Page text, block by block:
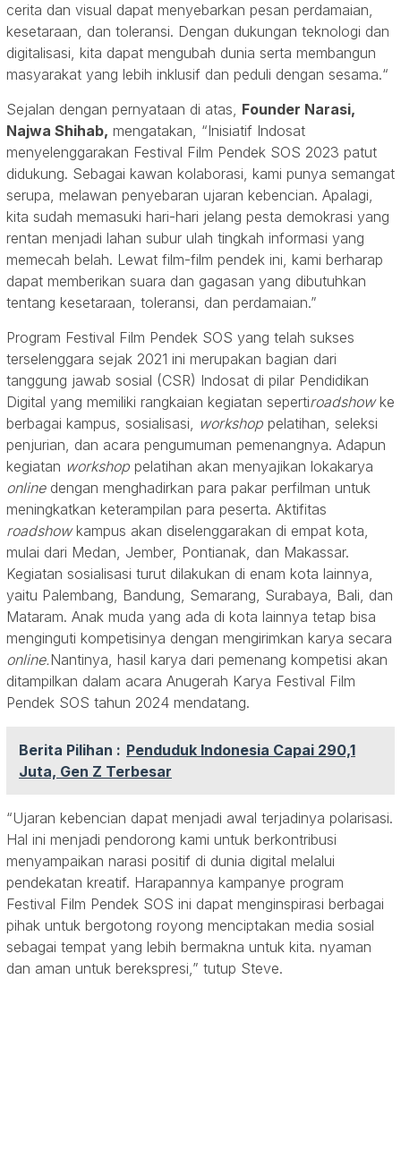
cerita dan visual dapat menyebarkan pesan perdamaian,
kesetaraan, dan toleransi. Dengan dukungan teknologi dan
digitalisasi, kita dapat mengubah dunia serta membangun
masyarakat yang lebih inklusif dan peduli dengan sesama.“
Sejalan dengan pernyataan di atas, Founder Narasi,
Najwa Shihab, mengatakan, “Inisiatif Indosat
menyelenggarakan Festival Film Pendek SOS 2023 patut
didukung. Sebagai kawan kolaborasi, kami punya semangat
serupa, melawan penyebaran ujaran kebencian. Apalagi,
kita sudah memasuki hari-hari jelang pesta demokrasi yang
rentan menjadi lahan subur ulah tingkah informasi yang
memecah belah. Lewat film-film pendek ini, kami berharap
dapat memberikan suara dan gagasan yang dibutuhkan
tentang kesetaraan, toleransi, dan perdamaian.”
Program Festival Film Pendek SOS yang telah sukses
terselenggara sejak 2021 ini merupakan bagian dari
tanggung jawab sosial (CSR) Indosat di pilar Pendidikan
Digital yang memiliki rangkaian kegiatan sepertiroadshowke
berbagai kampus, sosialisasi, workshop pelatihan, seleksi
penjurian, dan acara pengumuman pemenangnya. Adapun
kegiatan workshop pelatihan akan menyajikan lokakarya
online dengan menghadirkan para pakar perfilman untuk
meningkatkan keterampilan para peserta. Aktifitas
roadshowkampus akan diselenggarakan di empat kota,
mulai dari Medan, Jember, Pontianak, dan Makassar.
Kegiatan sosialisasi turut dilakukan di enam kota lainnya,
yaitu Palembang, Bandung, Semarang, Surabaya, Bali, dan
Mataram. Anak muda yang ada di kota lainnya tetap bisa
menginguti kompetisinya dengan mengirimkan karya secara
online.Nantinya, hasil karya dari pemenang kompetisi akan
ditampilkan dalam acara Anugerah Karya Festival Film
Pendek SOS tahun 2024 mendatang.
Berita Pilihan : Penduduk Indonesia Capai 290,1
Juta, Gen Z Terbesar
“Ujaran kebencian dapat menjadi awal terjadinya polarisasi.
Hal ini menjadi pendorong kami untuk berkontribusi
menyampaikan narasi positif di dunia digital melalui
pendekatan kreatif. Harapannya kampanye program
Festival Film Pendek SOS ini dapat menginspirasi berbagai
pihak untuk bergotong royong menciptakan media sosial
sebagai tempat yang lebih bermakna untuk kita. nyaman
dan aman untuk berekspresi,” tutup Steve.